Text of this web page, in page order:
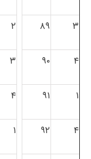
۳ ۸۹ ۲
۴ ۹۰ ۳
۱ ۹۱ ۴
۴ ۹۲ ۱